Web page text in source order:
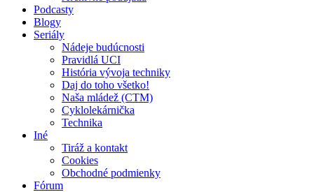
Podcasty
Blogy
Seriály
Nádeje budúcnosti
Pravidlá UCI
História vývoja techniky
Daj do toho všetko!
Naša mládež (CTM)
Cyklolekárnička
Technika
Iné
Tiráž a kontakt
Cookies
Obchodné podmienky
Fórum